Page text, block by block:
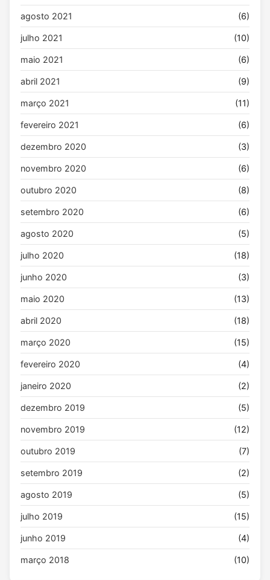
agosto 2021 (6)
julho 2021 (10)
maio 2021 (6)
abril 2021 (9)
março 2021 (11)
fevereiro 2021 (6)
dezembro 2020 (3)
novembro 2020 (6)
outubro 2020 (8)
setembro 2020 (6)
agosto 2020 (5)
julho 2020 (18)
junho 2020 (3)
maio 2020 (13)
abril 2020 (18)
março 2020 (15)
fevereiro 2020 (4)
janeiro 2020 (2)
dezembro 2019 (5)
novembro 2019 (12)
outubro 2019 (7)
setembro 2019 (2)
agosto 2019 (5)
julho 2019 (15)
junho 2019 (4)
março 2018 (10)